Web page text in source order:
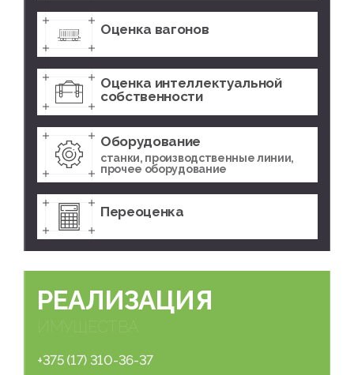
Оценка вагонов
Оценка интеллектуальной
собственности
Оборудование
станки, производственные линии,
прочее оборудование
Переоценка
РЕАЛИЗАЦИЯ
ИМУЩЕСТВА
+375 (17) 310-36-37